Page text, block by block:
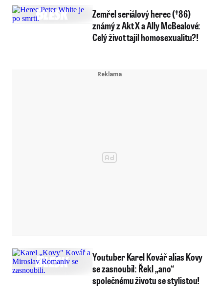
Zemřel seriálový herec (†86)
známý z Akt X a Ally McBealové:
Celý život tajil homosexualitu?!
Youtuber Karel Kovář alias Kovy
se zasnoubil: Řekl „ano“
společnému životu se stylistou!